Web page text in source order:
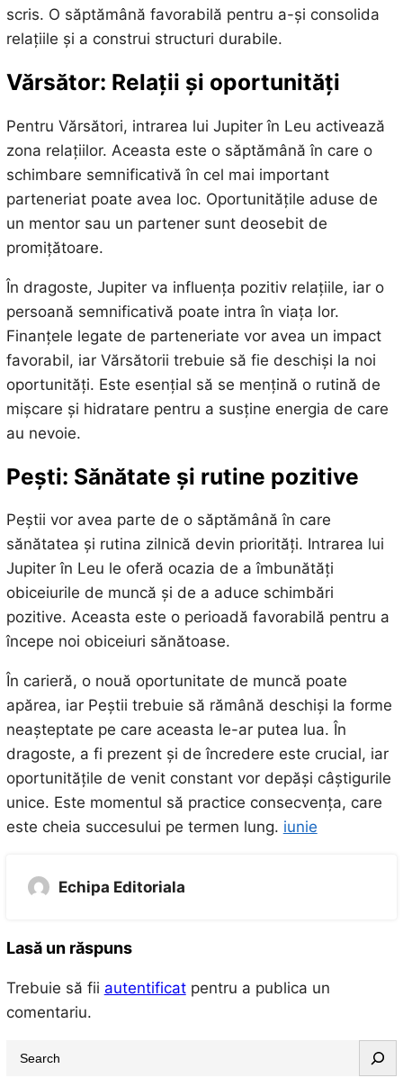
scris. O săptămână favorabilă pentru a-și consolida
relațiile și a construi structuri durabile.
Vărsător: Relații și oportunități
Pentru Vărsători, intrarea lui Jupiter în Leu activează
zona relațiilor. Aceasta este o săptămână în care o
schimbare semnificativă în cel mai important
parteneriat poate avea loc. Oportunitățile aduse de
un mentor sau un partener sunt deosebit de
promițătoare.
În dragoste, Jupiter va influența pozitiv relațiile, iar o
persoană semnificativă poate intra în viața lor.
Finanțele legate de parteneriate vor avea un impact
favorabil, iar Vărsătorii trebuie să fie deschiși la noi
oportunități. Este esențial să se mențină o rutină de
mișcare și hidratare pentru a susține energia de care
au nevoie.
Pești: Sănătate și rutine pozitive
Peștii vor avea parte de o săptămână în care
sănătatea și rutina zilnică devin priorități. Intrarea lui
Jupiter în Leu le oferă ocazia de a îmbunătăți
obiceiurile de muncă și de a aduce schimbări
pozitive. Aceasta este o perioadă favorabilă pentru a
începe noi obiceiuri sănătoase.
În carieră, o nouă oportunitate de muncă poate
apărea, iar Peștii trebuie să rămână deschiși la forme
neașteptate pe care aceasta le-ar putea lua. În
dragoste, a fi prezent și de încredere este crucial, iar
oportunitățile de venit constant vor depăși câștigurile
unice. Este momentul să practice consecvența, care
este cheia succesului pe termen lung. iunie
Echipa Editoriala
Lasă un răspuns
Trebuie să fii autentificatpentru a publica un
comentariu.